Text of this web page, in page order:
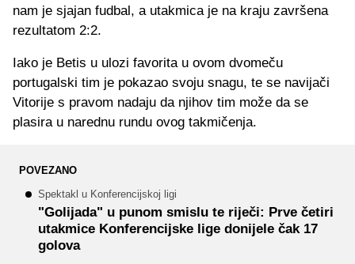
nam je sjajan fudbal, a utakmica je na kraju završena
rezultatom 2:2.
Iako je Betis u ulozi favorita u ovom dvomeču
portugalski tim je pokazao svoju snagu, te se navijači
Vitorije s pravom nadaju da njihov tim može da se
plasira u narednu rundu ovog takmičenja.
POVEZANO
Spektakl u Konferencijskoj ligi
"Golijada" u punom smislu te riječi: Prve četiri
utakmice Konferencijske lige donijele čak 17
golova